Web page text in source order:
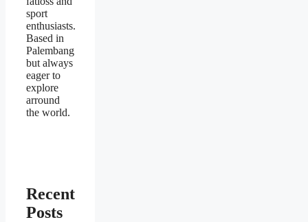
sport
enthusiasts.
Based in
Palembang
but always
eager to
explore
arround
the world.
Recent
Posts